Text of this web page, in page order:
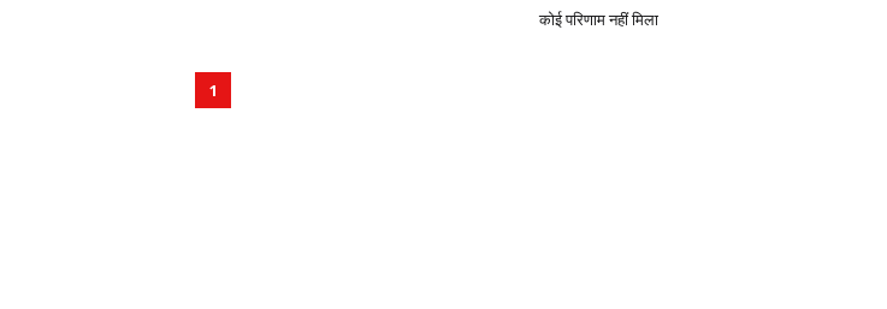
कोई परिणाम नहीं मिला
1